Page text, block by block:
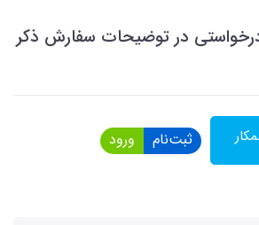
در توضیحات سفارش ذکر
ثبت‌نام ورود